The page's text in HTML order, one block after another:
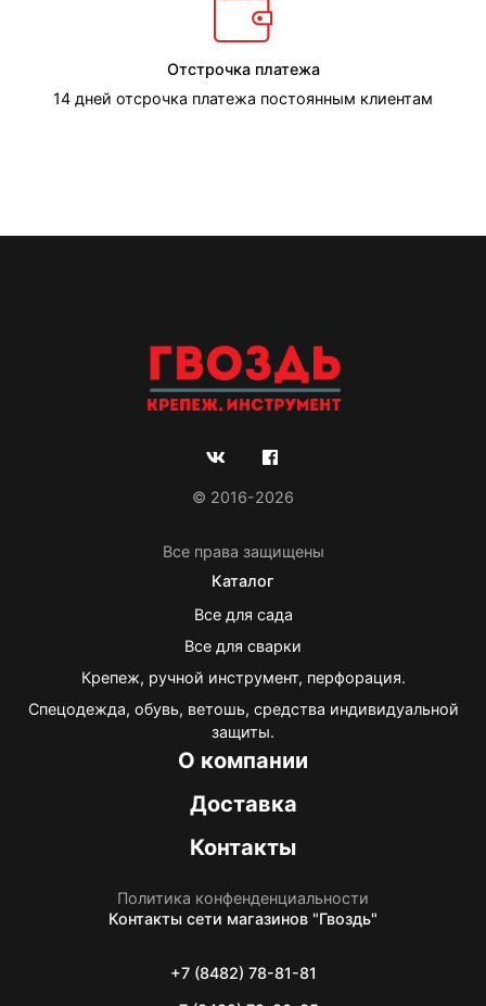
Отстрочка платежа
14 дней отсрочка платежа постоянным клиентам
© 2016-2026
Все права защищены
Каталог
Все для сада
Все для сварки
Крепеж, ручной инструмент, перфорация.
Спецодежда, обувь, ветошь, средства индивидуальной
защиты.
О компании
Доставка
Контакты
Политика конфенденциальности
Контакты сети магазинов "Гвоздь"
+7 (8482) 78-81-81